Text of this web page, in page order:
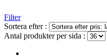
Filter
Sortera efter :
Antal produkter per sida :